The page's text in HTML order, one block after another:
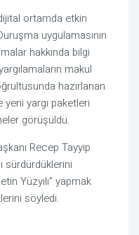
ortamda etkin
uygulamasının
hakkında bilgi
makul
hazırlanan
yargı paketleri
görüşüldü.
Recep Tayyip
sürdürdüklerini
Yüzyılı” yapmak
söyledi.